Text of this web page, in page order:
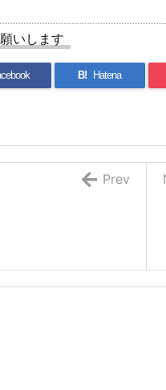
いします
B! Hatena
Prev